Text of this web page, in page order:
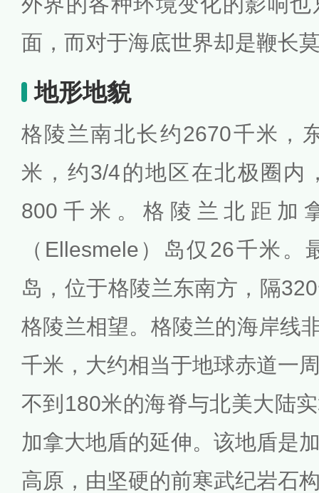
面，而对于海底世界却是鞭长
地形地貌
格陵兰南北长约2670千米，
米，约3/4的地区在北极圈内
800千米。格陵兰北距加
（Ellesmele）岛仅26千米
岛，位于格陵兰东南方，隔
格陵兰相望。格陵兰的海岸线
千米，大约相当于地球赤道一
不到180米的海脊与北美大陆
加拿大地盾的延伸。该地盾是
高原，由坚硬的前寒武纪岩石